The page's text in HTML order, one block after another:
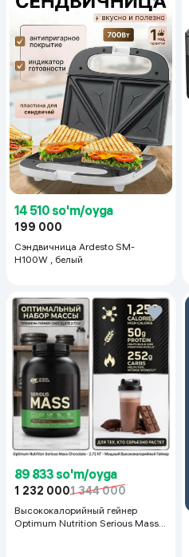
14 510 so'm/oyga
199 000
Сэндвичница Ardesto SM-
H100W , белый
89 833 so'm/oyga
1 232 0001 344 000
Высококалорийный гейнер
Optimum Nutrition Serious Mass,